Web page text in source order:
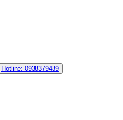
Hotline: 0938379489